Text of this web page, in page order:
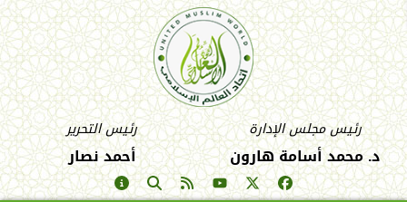
رئيس مجلس الإدارة
د. محمد أسامة هارون
رئيس التحرير
أحمد نصار